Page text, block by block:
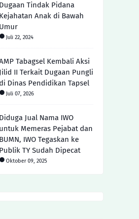
Dugaan Tindak Pidana
Kejahatan Anak di Bawah
Umur
Juli 22, 2024
Tabagsel Kembali Aksi
Jilid II Terkait Dugaan Pungli
di Dinas Pendidikan Tapsel
Juli 07, 2026
Diduga Jual Nama IWO
untuk Memeras Pejabat dan
BUMN, IWO Tegaskan ke
Publik TY Sudah Dipecat
Oktober 09, 2025